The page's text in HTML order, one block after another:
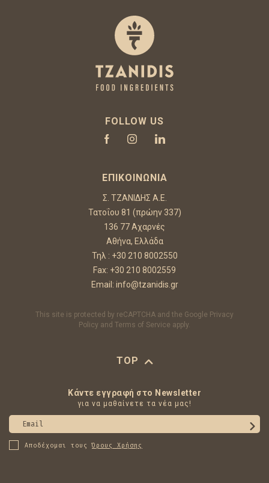
FOLLOW US
ΕΠΙΚΟΙΝΩΝΊΑ
Σ. ΤΖΑΝΙΔΗΣ Α.Ε.
Τατοΐου 81 (πρώην 337)
136 77 Αχαρνές
Αθήνα, Ελλάδα
Τηλ : +30 210 8002550
Fax: +30 210 8002559
Email: info@tzanidis.gr
This site is protected by reCAPTCHA and the Google Privacy
Policy and Terms of Service apply.
TOP
Κάντε εγγραφή στο Newsletter
για να μαθαίνετε τα νέα μας!
Αποδέχομαι τουςΌρους Χρήσης